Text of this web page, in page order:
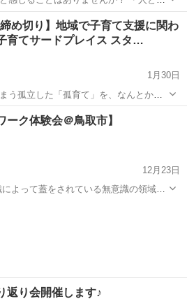
からない そんなとき、安心して話せる場があります。 はじめまして...
コーチング
締め切り】地域で子育て支援に関わ
育てサードプレイス スタ…
1月30日
う孤立した「孤育て」を、なんとか防
と蕨市に現在4拠点の子育てサロン展開
居場所
ーク体験会＠鳥取市】
12月23日
よって蓋をされている無意識の領域
返り会開催します♪